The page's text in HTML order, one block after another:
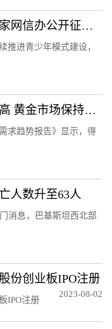
强化未成年人网络保护，国家网信办公开征求意见
推进青少年模式建设，
上半年全球央行购金创下新高 黄金市场保持良好势头
求趋势报告》显示，得
人数升至63人
消息，巴基斯坦西北部
份创业板IPO注册
IPO注册
2023-08-02